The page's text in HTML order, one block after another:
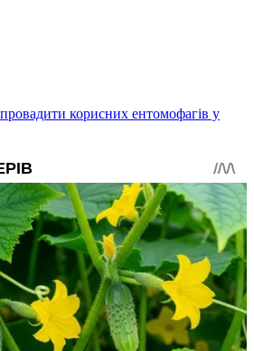
корисних ентомофагів у